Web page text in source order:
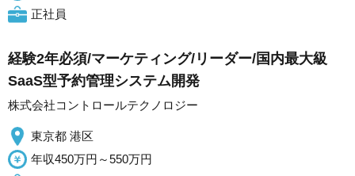
正社員
経験2年必須/マーケティング/リーダー/国内最大級
SaaS型予約管理システム開発
株式会社コントロールテクノロジー
東京都 港区
年収450万円～550万円